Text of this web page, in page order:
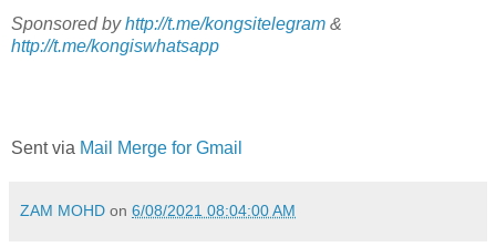
Sponsored byhttp://t.me/kongsitelegram &
http://t.me/kongiswhatsapp
Sent via Mail Merge for Gmail
ZAM MOHD on 6/08/2021 08:04:00 AM